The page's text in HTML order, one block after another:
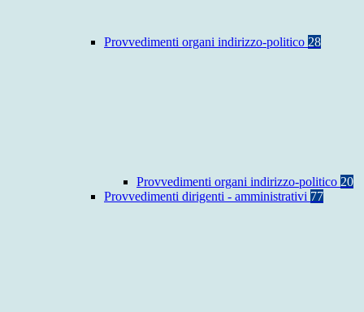
Provvedimenti organi indirizzo-politico 28
Provvedimenti organi indirizzo-politico 20
Provvedimenti dirigenti - amministrativi 77